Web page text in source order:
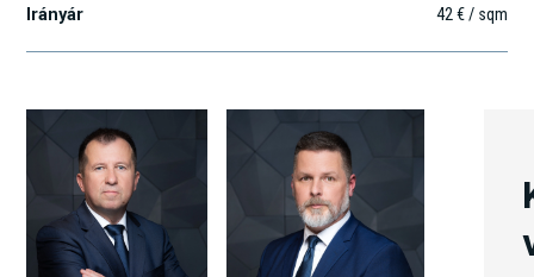
Irányár 42 € / sqm